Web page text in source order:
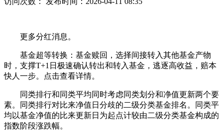
更多分红消息。
基金超等转换：基金赎回，选择间接转入其他基金产物
时，支撑T+1日极速确认转出和转入基金，逃逐高收益，赔本
快人一步。点击查看详情。
同类排行和同类平均同时考虑同类划分和净值更新两个要
素。同类排行对比来净值日分歧的二级分类基金排名。同类平
均以基金净值的比来更新日为起点计较由二级分类基金构成的
指数阶段涨跌幅。